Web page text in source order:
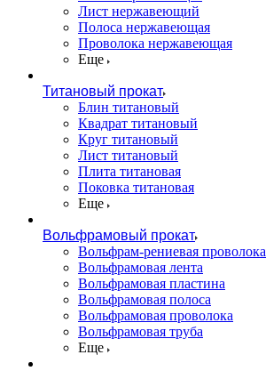
Лист нержавеющий
Полоса нержавеющая
Проволока нержавеющая
Еще
Титановый прокат
Блин титановый
Квадрат титановый
Круг титановый
Лист титановый
Плита титановая
Поковка титановая
Еще
Вольфрамовый прокат
Вольфрам-рениевая проволока
Вольфрамовая лента
Вольфрамовая пластина
Вольфрамовая полоса
Вольфрамовая проволока
Вольфрамовая труба
Еще